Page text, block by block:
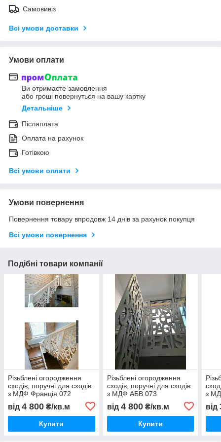
Самовивіз
Всі умови доставки
Умови оплати
Ви отримаєте замовлення
або гроші повернуться на вашу картку
Детальніше
Післяплата
Оплата на рахунок
Готівкою
Всі умови оплати
Умови повернення
Повернення товару впродовж 14 днів за рахунок покупця
Всі умови повернення
Подібні товари компанії
Різьблені огородження
сходів, поручні для сходів
з МДФ Франція 072
від 4 800 ₴/кв.м
Купити
Різьблені огородження
сходів, поручні для сходів
з МДФ АБВ 073
від 4 800₴/кв.м
Купити
з
від